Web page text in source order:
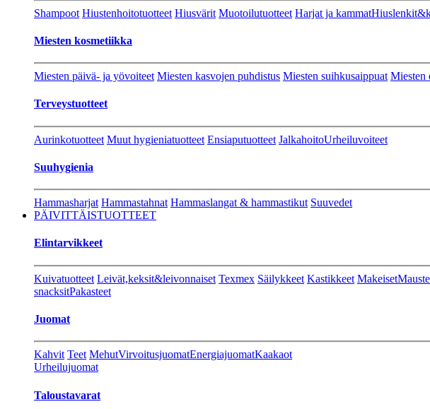
Shampoot Hiustenhoitotuotteet Hiusvärit Muotoilutuotteet Harjat ja kammat
Miesten kosmetiikka
Miesten päivä- ja yövoiteet Miesten kasvojen puhdistus Miesten suihkusaippuat Miesten
Terveystuotteet
Aurinkotuotteet Muut hygieniatuotteet Ensiaputuotteet JalkahoitoUrheiluvoiteet
Suuhygienia
Hammasharjat Hammastahnat Hammaslangat & hammastikut Suuvedet
PÄIVITTÄISTUOTTEET
Elintarvikkeet
Kuivatuotteet Leivät,keksit&leivonnaiset Texmex Säilykkeet Kastikkeet Makeiset
snacksitPakasteet
Juomat
Kahvit Teet MehutVirvoitusjuomatEnergiajuomatKaakaot
Urheilujuomat
Taloustavarat